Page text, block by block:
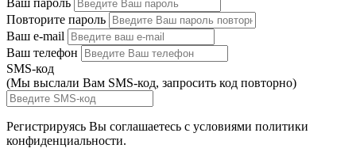
Повторите пароль
Ваш e-mail
Ваш телефон
SMS-код
(Мы выслали Вам SMS-код, запросить код повторно)
Регистрируясь Вы соглашаетесь с условиями политики
конфиденциальности.